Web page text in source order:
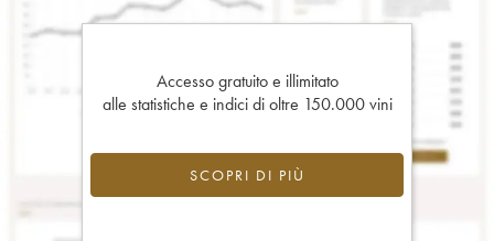
Accesso gratuito e illimitato
alle statistiche e indici di oltre 150.000 vini
SCOPRI DI PIÙ